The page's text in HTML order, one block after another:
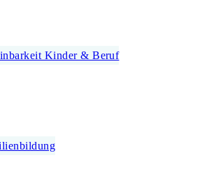
Kinder & Beruf